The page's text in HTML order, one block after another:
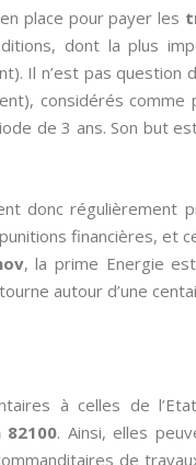
place pour payer les
dont la plus
Il n’est pas question
considérés comme
de 3 ans. Son but
donc régulièrement
financières, et
, la prime Energie
autour d’une
à celles de
82100. Ainsi, elles
de